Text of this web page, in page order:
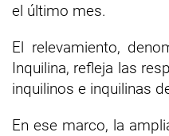
el último mes.
El relevamiento,
Inquilina, refleja las
inquilinos e inquilinas
En ese marco, la